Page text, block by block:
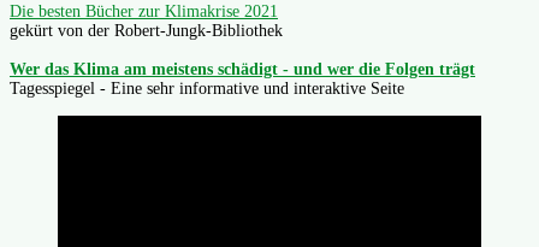
Die besten Bücher zur Klimakrise 2021
gekürt von der Robert-Jungk-Bibliothek
Wer das Klima am meistens schädigt - und wer die Folgen trägt
Tagesspiegel - Eine sehr informative und interaktive Seite